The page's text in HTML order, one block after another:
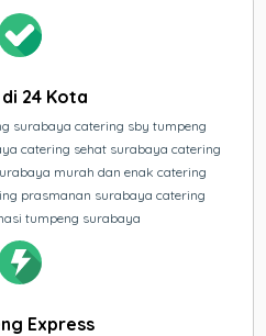
24 Kota
surabaya catering sby tumpeng
catering sehat surabaya catering
murah dan enak catering
prasmanan surabaya catering
tumpeng surabaya
Express